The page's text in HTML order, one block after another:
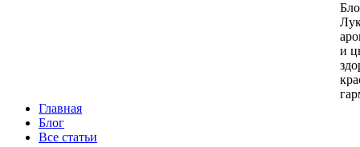
и
Главная
Блог
Все статьи